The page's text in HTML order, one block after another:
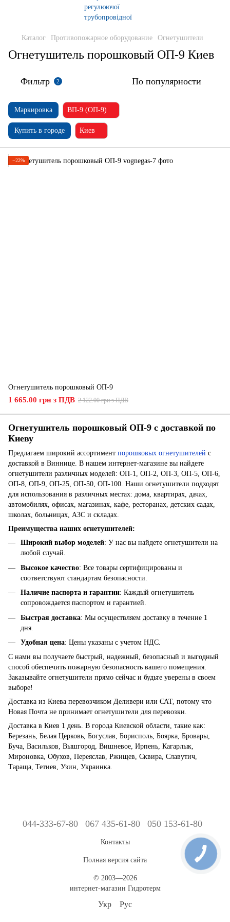
Каталог Противопожарное оборудование Огнетушители
Огнетушитель порошковый ОП-9 Киев
Фильтр 2 По популярности
Маркировка ВП-9 (ОП-9)
Купить в городе Киев
−22%
Огнетушитель порошковый ОП-9
1 665.00 грн з ПДВ 2 122.00 грн з ПДВ
Огнетушитель порошковый ОП-9 с доставкой по
Киеву
Предлагаем широкий ассортимент порошковых огнетушителей с
доставкой в Виннице. В нашем интернет-магазине вы найдете
огнетушители различных моделей: ОП-1, ОП-2, ОП-3, ОП-5, ОП-6,
ОП-8, ОП-9, ОП-25, ОП-50, ОП-100. Наши огнетушители подходят
для использования в различных местах: дома, квартирах, дачах,
автомобилях, офисах, магазинах, кафе, ресторанах, детских садах,
школах, больницах, АЗС и складах.
Преимущества наших огнетушителей:
Широкий выбор моделей: У нас вы найдете огнетушители на
любой случай.
Высокое качество: Все товары сертифицированы и
соответствуют стандартам безопасности.
Наличие паспорта и гарантии: Каждый огнетушитель
сопровождается паспортом и гарантией.
Быстрая доставка: Мы осуществляем доставку в течение 1
дня.
Удобная цена: Цены указаны с учетом НДС.
С нами вы получаете быстрый, надежный, безопасный и выгодный
способ обеспечить пожарную безопасность вашего помещения.
Заказывайте огнетушители прямо сейчас и будьте уверены в своем
выборе!
Доставка из Киева перевозчиком Деливери или САТ, потому что
Новая Почта не принимает огнетушители для перевозки.
Доставка в Киев 1 день. В города Киевской области, такие как:
Березань, Белая Церковь, Богуслав, Борисполь, Боярка, Бровары,
Буча, Васильков, Вышгород, Вишневое, Ирпень, Кагарлык,
Мироновка, Обухов, Переяслав, Ржищев, Сквира, Славутич,
Тараща, Тетиев, Узин, Украинка.
044-333-67-80 067 435-61-80 050 153-61-80
Контакты
Полная версия сайта
© 2003—2026
интернет-магазин Гидротерм
Укр Рус